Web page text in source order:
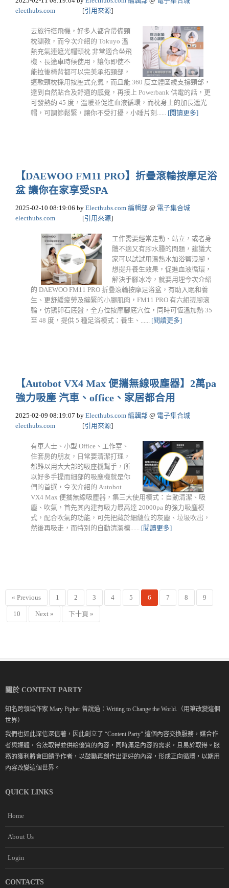
electhubs.com
[引用來源]
去旅行搭飛機，好多人都會帶備頸
枕瞓教，而今次介紹的 Tokuyo 溫
熱充氣連遮光帽頸枕 非常適合坐飛
機、長途車時候使用，讓你即使不
能拉後椅背都可以完美承拓頸部，
這款頸枕採用按壓式充氣，而且能 360 度立體圍繞支撐頸部，
達到自然貼合及舒適的感覺，再接上 Powerbank 供電的話，更
可發熱約 45 度，溫暖並促進血液循環，而枕身上的加長遮光
帽，可調節鬆緊，讓你不受打擾，小睡片刻...... [閱讀更多]
【DAEWOO FM11 PRO】折疊滾輪按摩足浴
盆 讓你在家享受SPA
2025-02-10 08:19:06 by Electhubs.com 編輯部 @ 電子集合城
electhubs.com
[引用來源]
工作需要經常走動、站立，或者身
體不適又有腳水腫的問題，建議大
家可以試試用溫熱水加浴鹽浸腳，
想提升養生效果，促進血液循環，
解決手腳冰冷，就要用埋今次介紹
的 DAEWOO FM11 PRO 折疊滾輪按摩足浴盆，有助入眠和養
生、更舒緩疲勞及繃緊的小腿肌肉，FM11 PRO 有六組搓腳滾
輪，仿鵝卵石底盤，全方位按摩腳底穴位，同時可恆溫加熱 35
至 48 度，提供 5 種足浴模式：養生、...... [閱讀更多]
【Autobot VX4 Max 便攜無線吸塵器】2萬pa
強力吸塵 汽車、office、家居都合用
2025-02-09 08:19:07 by Electhubs.com 編輯部 @ 電子集合城
electhubs.com
[引用來源]
有車人士、小型 Office、工作室、
住套房的朋友，日常要清潔打理，
都難以用大大部的吸座機幫手，所
以好多手提而細部的吸塵機就是你
們的首選，今次介紹的 Autobot
VX4 Max 便攜無線吸塵器，集三大使用模式：自動清潔、吸
塵、吹氣，首先其內建有吸力最高達 20000pa 的強力吸塵模
式，配合吹氣的功能，可先把藏於細縫位的灰塵、垃圾吹出，
然後再吸走，而特別的自動清潔模...... [閱讀更多]
« Previous 1 2 3 4 5 6 7 8 9
10 Next » 下十頁 »
關於 CONTENT PARTY
知名跨領域作家 Mary Pipher 曾說過：Writing to Change the World.（用筆改變這個
世界）
我們也如此深信深信著，因此創立了 “Content Party" 這個內容交換服務，媒合作
者與媒體，合法取得並供給優質的內容，同時滿足內容的需求，且易於取得。服
務的獲利將會回饋予作者，以鼓勵再創作出更好的內容，形成正向循環，以期用
內容改變這個世界。
QUICK LINKS
Home
About Us
Login
CONTACTS